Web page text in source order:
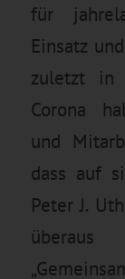
für
Einsatz
zuletzt in
Corona
und
dass auf
Peter J.